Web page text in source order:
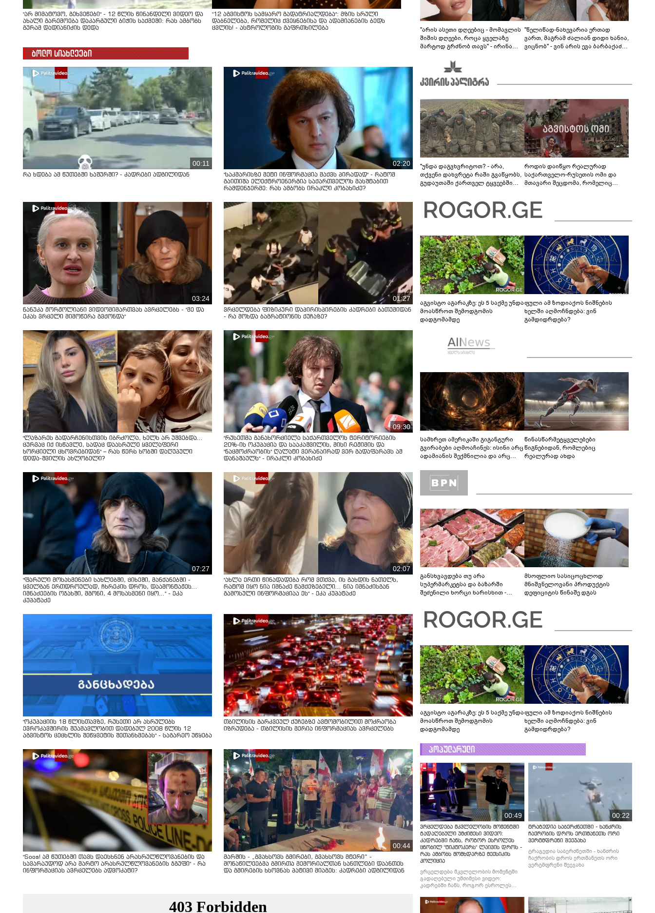
"არ მიმატოვო, გეხვეწები" - 12 წლის წინანდელი ვიდეო და
ახალი გარემოება დაკარგული ბიჭის საქმეში: რას ამბობს
გურამ დადიანიძის დედა
"12 აგვისტოს სამყარო გადატრიალდება": მზის სრული
დაბნელება, რომელიც ქვეყნებისა და ადამიანების ბედს
ცვლის! - ასტროლოგის გაფრთხილება
ბოლო სიახლეები
00:11
რა ხდება ამ წუთებში ხაშურში? - კადრები ადგილიდან
02:20
"საკმარისზე მეტი ინფორმაცია მაქვს პირადად" - რატომ
გაითიშა ელექტროენერგია საქართველოს მასშტაბით
რამდენჯერმე: რას ამბობს ირაკლი კობახიძე?
03:24
ნანუკა ჟორჟოლიანი ვიდეომიმართვას ავრცელებს - "მე და
ეკას ვრცელი მიმოწერა გვქონდა"
01:27
ვრცელდება ფიზიკური დაპირისპირების კადრები ბათუმიდან
- რა მოხდა ბაგრატიონის ქუჩაზე?
"ლაზარეს გადარჩენისთვის იბრძოლა, ხელს არ უშვებდა…
ცურვაც იქ ისწავლე, სადაც დაასრულე ყველაფერი
ხორციელი ცხოვრებიდან" – რას წერს ხობში დაღუპული
დედა-შვილის ახლობელი?
09:30
"რუსეთმა განახორციელა საქართველოს ტერიტორიების
20%-ის ოკუპაცია და სააკაშვილის, მისი რეჟიმის და
"ნაცმოძრაობის" ღალატი ვერანაირად ვერ გადაფარავს ამ
დანაშაულს" - ირაკლი კობახიძე
07:27
"ფარული მოსასმენები სახლებში, ციხეში, მანქანებში -
ყველგან ერთდროულად, ჩხრეკის დროს, დაამონტაჟეს...
იმნაძეების ოჯახში, მგონი, 4 მოსასმენი იყო..." - ეკა
კუპატაძე
02:07
"ახლა ერთი წინადადება რომ ვთქვა, ის გახდის ნათელს,
რატომ იყო ნია იმნაძე წამქეზებელი... ნია იმნაძისგან
გამოსული ინფორმაციაა ეს" - ეკა კუპატაძე
"ოკუპაციის 18 წლისთავზე, რუსეთი არ ასრულებს
ევროკავშირის შუამავლობით დადებულ 2008 წლის 12
აგვისტოს ცეცხლის შეწყვეტის შეთანხმებას" - საგარეო უწყება
თბილისის გარკვეულ ქუჩებზე ავტომობილით მოძრაობა
იზრუდება - თბილისის მერია ინფორმაციას ავრცელებს
"Soos! ამ წუთებში თავს დაესხნენ არასრულწლოვანების და
სავარაუდოდ არა მარტო არასრულწლოვანების ჯგუფი" - რა
ინფორმაციას ავრცელებს ადვოკატი?
00:44
მარშის - „გვახსოვს გმირები, გვახსოვს მტერი” -
მონაწილეებმა გმირთა მემორიალთან სანთლები დაანთეს
და გმირების ხსოვნას პატივი მიაგეს: კადრები ადგილიდან
"არის ასეთი დღეებიც - მომავლის
შიშის დღეები, როცა ყველაზე
მარტოდ გრძნობ თავს" - ირინა
"წელიწად-ნახევარია ერთად
ვართ, მაგრამ ძალიან დიდი ხანია,
ვიცნობ" - ვინ არის ევა ბარბაქაძის
"უნდა დაგვხვრიტოთ? - არა,
თქვენი დახვრეტა რაში გვაწყობს,
გუდაუთაში ქართველ ტყვეებში
როდის დაიწყო რეალურად
საქართველო-რუსეთის ომი და
მთავარი შეცდომა, რომელიც
აგვისტო აგარაკზე: ეს 5 საქმე უნდა
მოასწროთ შემოდგომის
დადგომამდე
ფული ამ ზოდიაქოს ნიშნების
ხელში აღმოჩნდება: ვინ
გამდიდრდება?
სამხრეთ ამერიკაში გიგანტური
გვირაბები აღმოაჩინეს: ისინი არც
ადამიანის შექმნილია და არც
ლაბირინთები?
წინასწარმეტყველებები
წიგნებიდან, რომლებიც
რეალურად ახდა
განსხვავდება თუ არა
სუპერმარკეტსა და ბაზარში
შეძენილი ხორცი ხარისხით -
მსოფლიო სასიცოცხლოდ
მნიშვნელოვანი პროდუქტის
დეფიციტის წინაშე დგას
აგვისტო აგარაკზე: ეს 5 საქმე უნდა
მოასწროთ შემოდგომის
დადგომამდე
ფული ამ ზოდიაქოს ნიშნების
ხელში აღმოჩნდება: ვინ
გამდიდრდება?
პოპულარული
00:49
ვრცელდება მკვლელობის მომენტში
გადაღებული უმძიმესი ვიდეო:
კადრებში ჩანს, როგორ ესროლეს
ცნობილ "ტიკტოკერს" ლაივის დროს -
რას ამბობს მომხდარზე მექსიკის
პოლიცია
ვრცელდება მკვლელობის მომენტში
გადაღებული უმძიმესი ვიდეო:
კადრებში ჩანს, როგორ ესროლეს
რას ამბობს მომხდარზე მექსიკის
პოლიცია
00:22
ტრაგედია საბერძნეთში - ხანძრის
ჩაქრობის დროს ერთმანეთს ორი
ვერტმფრენი შეეჯახა
ტრაგედია საბერძნეთში - ხანძრის
ჩაქრობის დროს ერთმანეთს ორი
ვერტმფრენი შეეჯახა